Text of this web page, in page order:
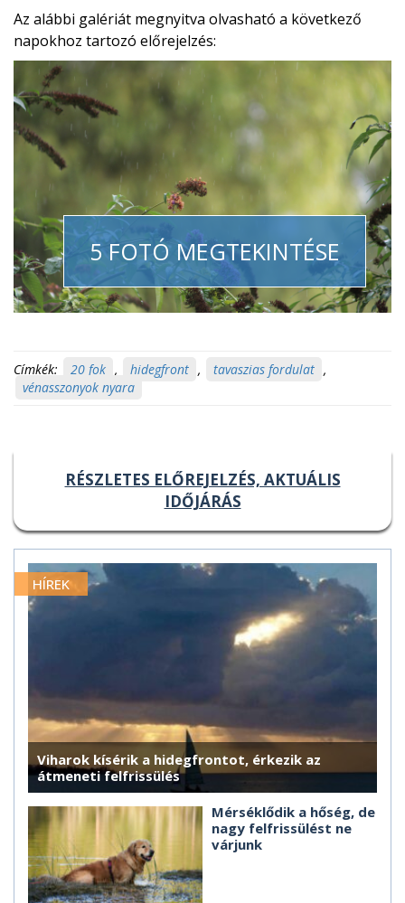
Az alábbi galériát megnyitva olvasható a következő
napokhoz tartozó előrejelzés:
5 FOTÓ MEGTEKINTÉSE
Címkék: 20 fok , hidegfront , tavaszias fordulat ,
vénasszonyok nyara
RÉSZLETES ELŐREJELZÉS, AKTUÁLIS
IDŐJÁRÁS
HÍREK
Viharok kísérik a hidegfrontot, érkezik az
átmeneti felfrissülés
Mérséklődik a hőség, de
nagy felfrissülést ne
várjunk